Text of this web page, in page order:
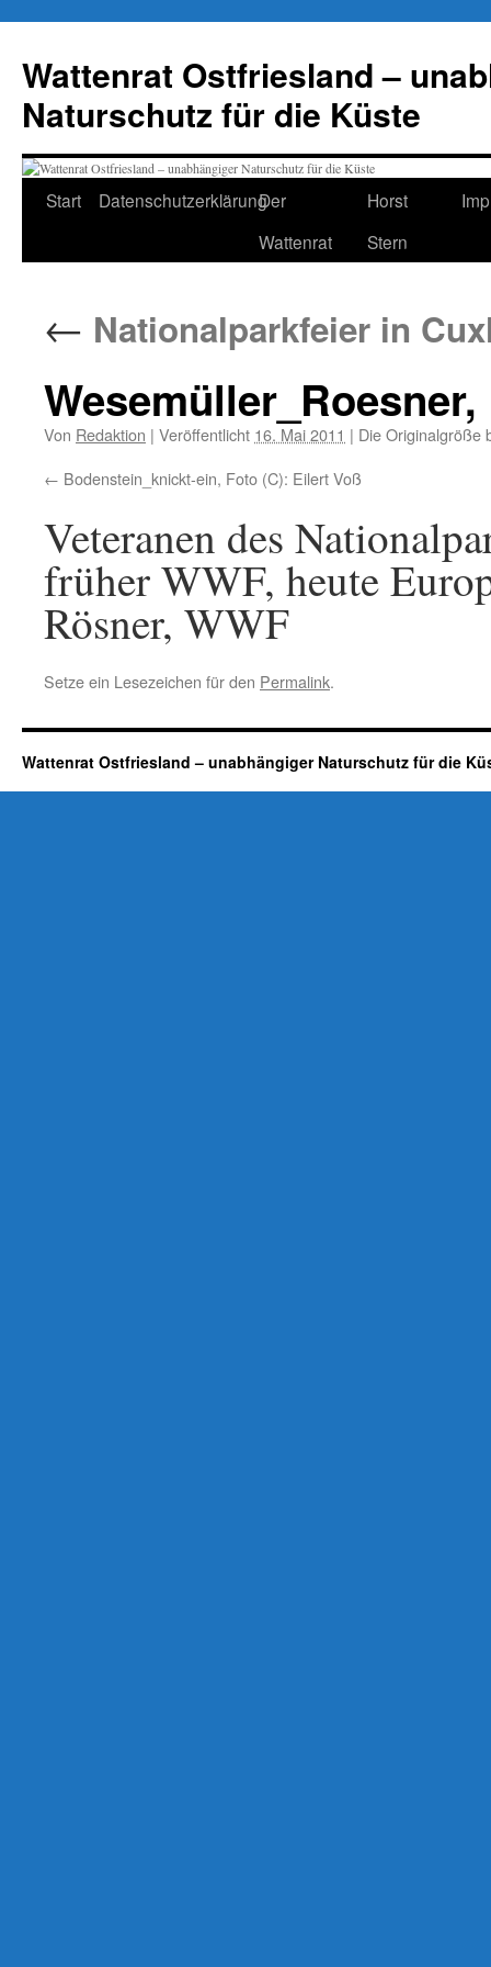
springen
Wattenrat Ostfriesland –
Naturschutz für die Küste
Start DatenschutzerklärungDer
Wattenrat
Horst
Stern
← Nationalparkfeier in
Von Redaktion | Veröffentlicht 16. Mai 2011 | Die Originalgröße
Bodenstein_knickt-ein, Foto (C): Eilert Voß
Veteranen des
früher WWF, heute
Rösner, WWF
Setze ein Lesezeichen für den Permalink.
Wattenrat Ostfriesland – unabhängiger Naturschutz für die